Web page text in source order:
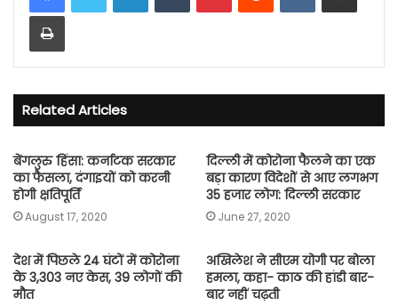
Print
Related Articles
बेंगलुरु हिंसा: कर्नाटक सरकार
का फैसला, दंगाइयों को करनी
होगी क्षतिपूर्ति
August 17, 2020
दिल्ली में कोरोना फैलने का एक
बड़ा कारण विदेशों से आए लगभग
35 हजार लोग: दिल्ली सरकार
June 27, 2020
देश में पिछले 24 घंटों में कोरोना
के 3,303 नए केस, 39 लोगों की
मौत
अखिलेश ने सीएम योगी पर बोला
हमला, कहा- काठ की हांडी बार-
बार नहीं चढ़ती